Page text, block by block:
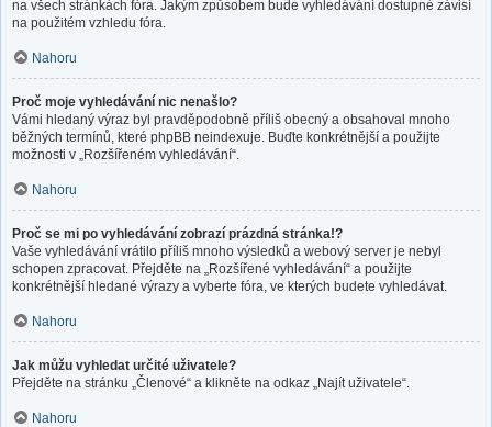
na všech stránkách fóra. Jakým způsobem bude vyhledávání dostupné závisí
na použitém vzhledu fóra.
Nahoru
Proč moje vyhledávání nic nenašlo?
Vámi hledaný výraz byl pravděpodobně příliš obecný a obsahoval mnoho
běžných termínů, které phpBB neindexuje. Buďte konkrétnější a použijte
možnosti v „Rozšířeném vyhledávání“.
Nahoru
Proč se mi po vyhledávání zobrazí prázdná stránka!?
Vaše vyhledávání vrátilo příliš mnoho výsledků a webový server je nebyl
schopen zpracovat. Přejděte na „Rozšířené vyhledávání“ a použijte
konkrétnější hledané výrazy a vyberte fóra, ve kterých budete vyhledávat.
Nahoru
Jak můžu vyhledat určité uživatele?
Přejděte na stránku „Členové“ a klikněte na odkaz „Najít uživatele“.
Nahoru